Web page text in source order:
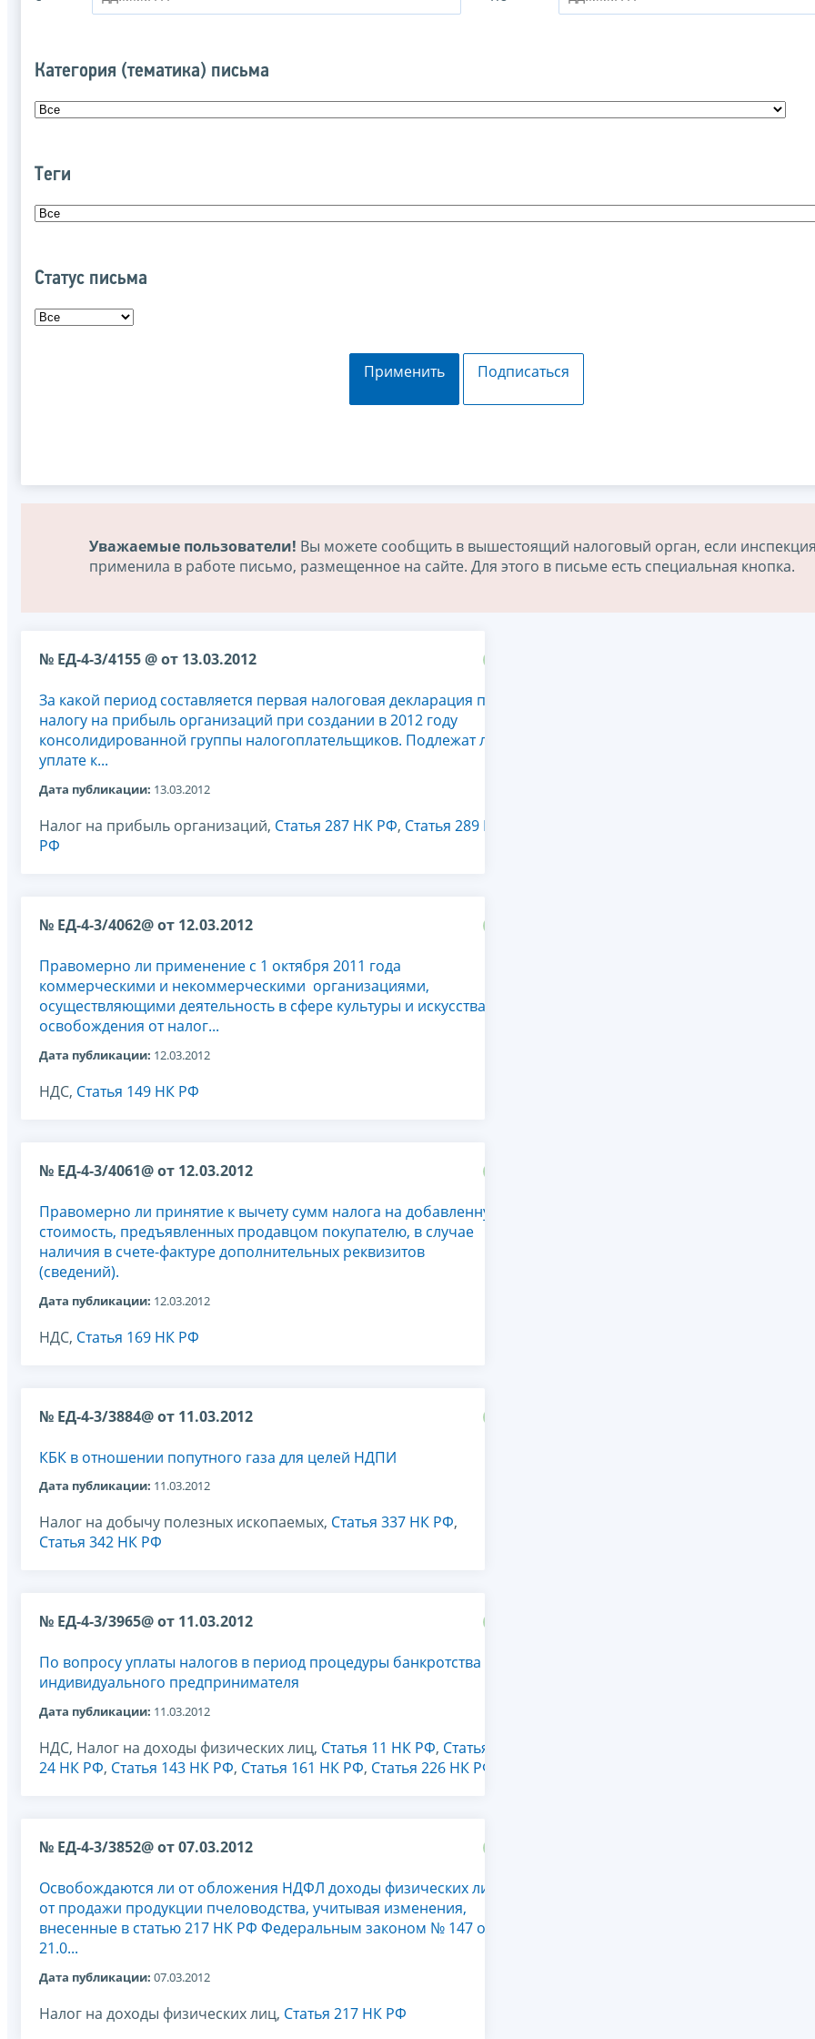
Категория (тематика) письма
Теги
Статус письма
Применить Подписаться
Уважаемые пользователи! Вы можете сообщить в вышестоящий налоговый орган, если
применила в работе письмо, размещенное на сайте. Для этого в письме есть специальная кнопка.
№ ЕД-4-3/4155 @ от 13.03.2012
За какой период составляется первая налоговая декларация по
налогу на прибыль организаций при создании в 2012 году
консолидированной группы налогоплательщиков. Подлежат ли
уплате к...
Дата публикации: 13.03.2012
Налог на прибыль организаций, Статья 287 НК РФ, Статья 289 НК
РФ
№ ЕД-4-3/4062@ от 12.03.2012
Правомерно ли применение с 1 октября 2011 года
коммерческими и некоммерческими организациями,
осуществляющими деятельность в сфере культуры и искусства,
освобождения от налог...
Дата публикации: 12.03.2012
НДС, Статья 149 НК РФ
№ ЕД-4-3/4061@ от 12.03.2012
Правомерно ли принятие к вычету сумм налога на добавленную
стоимость, предъявленных продавцом покупателю, в случае
наличия в счете-фактуре дополнительных реквизитов
(сведений).
Дата публикации: 12.03.2012
НДС, Статья 169 НК РФ
№ ЕД-4-3/3884@ от 11.03.2012
КБК в отношении попутного газа для целей НДПИ
Дата публикации: 11.03.2012
Налог на добычу полезных ископаемых, Статья 337 НК РФ,
Статья 342 НК РФ
№ ЕД-4-3/3965@ от 11.03.2012
По вопросу уплаты налогов в период процедуры банкротства
индивидуального предпринимателя
Дата публикации: 11.03.2012
НДС, Налог на доходы физических лиц, Статья 11 НК РФ, Статья
24 НК РФ, Статья 143 НК РФ, Статья 161 НК РФ, Статья 226 НК РФ
№ ЕД-4-3/3852@ от 07.03.2012
Освобождаются ли от обложения НДФЛ доходы физических лиц
от продажи продукции пчеловодства, учитывая изменения,
внесенные в статью 217 НК РФ Федеральным законом № 147 от
21.0...
Дата публикации: 07.03.2012
Налог на доходы физических лиц, Статья 217 НК РФ